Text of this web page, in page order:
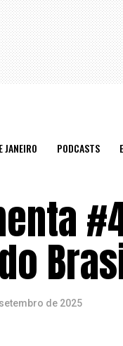
JANEIRO PODCASTS
de 2025